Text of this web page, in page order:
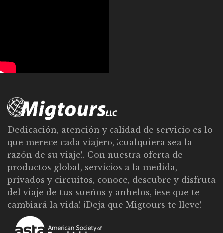
Dedicación, atención y calidad de servicio es lo
que merece cada viajero, ¡cualquiera sea la
razón de su viaje!. Con nuestra oferta de
productos global, servicios a la medida,
privados y circuitos, conoce, descubre y disfruta
del viaje de tus sueños y anhelos, ¡ese que te
cambiará la vida! ¡Deja que Migtours te lleve!